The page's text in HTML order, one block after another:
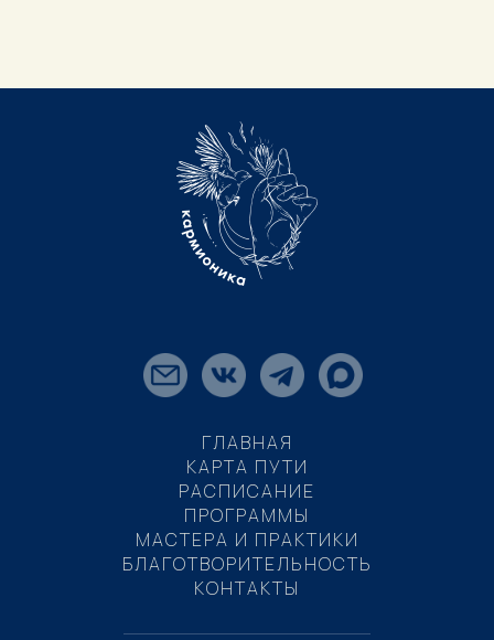
ГЛАВНАЯ
КАРТА ПУТИ
РАСПИСАНИЕ
ПРОГРАММЫ
МАСТЕРА И ПРАКТИКИ
БЛАГОТВОРИТЕЛЬНОСТЬ
КОНТАКТЫ